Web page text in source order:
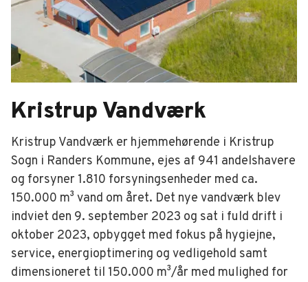
Kristrup Vandværk
Kristrup Vandværk er hjemmehørende i Kristrup
Sogn i Randers Kommune, ejes af 941 andelshavere
og forsyner 1.810 forsyningsenheder med ca.
150.000 m³ vand om året. Det nye vandværk blev
indviet den 9. september 2023 og sat i fuld drift i
oktober 2023, opbygget med fokus på hygiejne,
service, energioptimering og vedligehold samt
dimensioneret til 150.000 m³/år med mulighed for